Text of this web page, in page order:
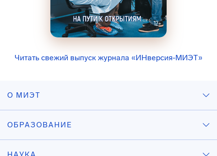
Читать свежий выпуск журнала «ИНверсия-МИЭТ»
О МИЭТ
ОБРАЗОВАНИЕ